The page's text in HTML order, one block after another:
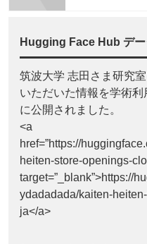
Hugging Face Hub デー
筑波大学 志田さま研究
いただいた情報を学術
に公開されました。
<a
href=”https://
heiten-store-openings-
target=”_blank”>https://
ydadadada/kaiten-
ja</a>